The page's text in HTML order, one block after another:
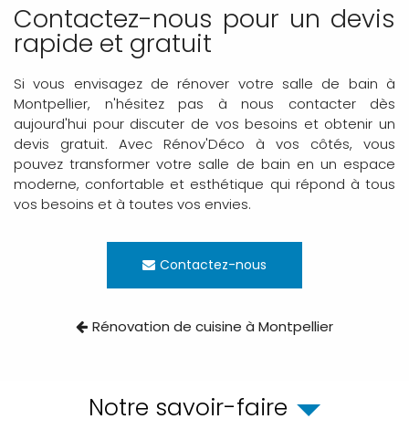
Contactez-nous pour un devis
rapide et gratuit
Si vous envisagez de rénover votre salle de bain à
Montpellier, n'hésitez pas à nous contacter dès
aujourd'hui pour discuter de vos besoins et obtenir un
devis gratuit. Avec Rénov'Déco à vos côtés, vous
pouvez transformer votre salle de bain en un espace
moderne, confortable et esthétique qui répond à tous
vos besoins et à toutes vos envies.
Contactez-nous
Rénovation de cuisine à Montpellier
Notre savoir-faire